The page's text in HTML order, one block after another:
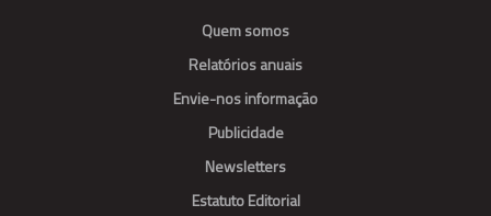
Quem somos
Relatórios anuais
Envie-nos informação
Publicidade
Newsletters
Estatuto Editorial